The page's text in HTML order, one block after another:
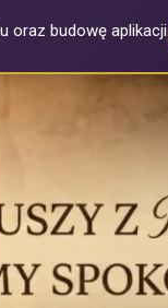
oraz budowę aplikacji.